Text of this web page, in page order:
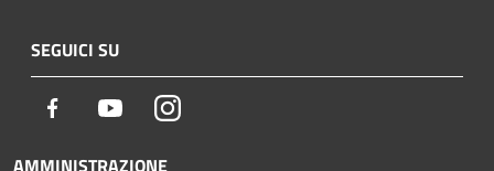
SEGUICI SU
Facebook YoutubeInstagram
AMMINISTRAZIONE